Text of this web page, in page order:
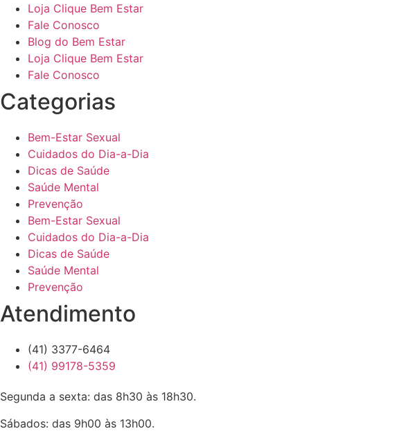
Loja Clique Bem Estar
Fale Conosco
Blog do Bem Estar
Loja Clique Bem Estar
Fale Conosco
Categorias
Bem-Estar Sexual
Cuidados do Dia-a-Dia
Dicas de Saúde
Saúde Mental
Prevenção
Bem-Estar Sexual
Cuidados do Dia-a-Dia
Dicas de Saúde
Saúde Mental
Prevenção
Atendimento
(41) 3377-6464
(41) 99178-5359
Segunda a sexta: das 8h30 às 18h30.
Sábados: das 9h00 às 13h00.